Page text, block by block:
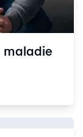
maladie